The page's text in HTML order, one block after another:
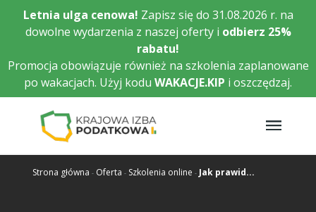
Przejdź
treści
Letnia ulga cenowa! Zapisz się do 31.08.2026 r. na
dowolne wydarzenia z naszej oferty i odbierz 25%
rabatu!
Promocja obowiązuje również na szkolenia zaplanowane
po wakacjach. Użyj kodu WAKACJE.KIP i oszczędzaj.
Strona główna Oferta Szkolenia online Jak prawid...